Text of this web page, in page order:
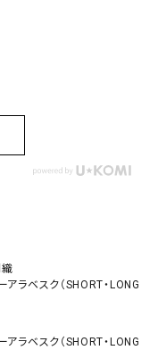
ラベスク（SHORT・LONG
ラベスク（SHORT・LONG